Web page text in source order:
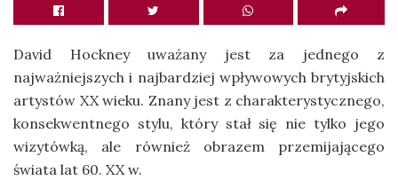
David Hockney uważany jest za jednego z
najważniejszych i najbardziej wpływowych brytyjskich
artystów XX wieku. Znany jest z charakterystycznego,
konsekwentnego stylu, który stał się nie tylko jego
wizytówką, ale również obrazem przemijającego
świata lat 60. XX w.